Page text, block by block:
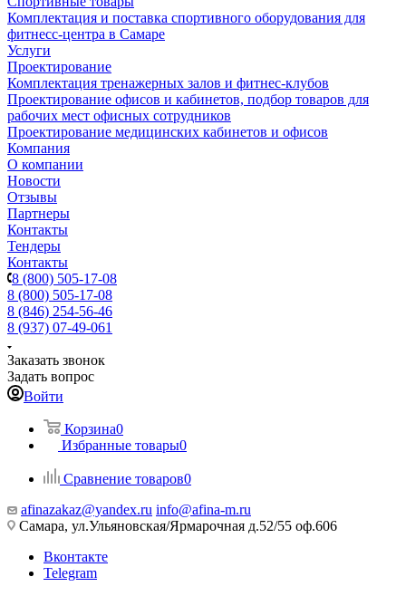
Комплектация и поставка спортивного оборудования для
фитнесс-центра в Самаре
Услуги
Проектирование
Комплектация тренажерных залов и фитнес-клубов
Проектирование офисов и кабинетов, подбор товаров для
рабочих мест офисных сотрудников
Проектирование медицинских кабинетов и офисов
Компания
О компании
Новости
Отзывы
Партнеры
Контакты
Тендеры
Контакты
8 (800) 505-17-08
8 (800) 505-17-08
8 (846) 254-56-46
8 (937) 07-49-061
Заказать звонок
Задать вопрос
Войти
Корзина0
Избранные товары0
Сравнение товаров0
afinazakaz@yandex.ru info@afina-m.ru
Самара, ул.Ульяновская/Ярмарочная д.52/55 оф.606
Вконтакте
Telegram